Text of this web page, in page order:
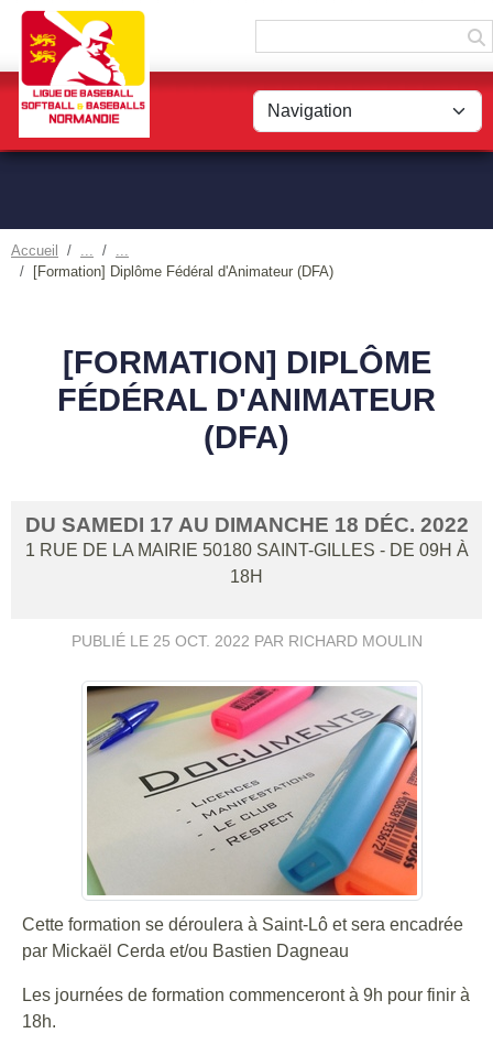
Accueil
[Formation] Diplôme Fédéral d'Animateur (DFA)
[FORMATION] DIPLÔME
FÉDÉRAL D'ANIMATEUR
(DFA)
DU SAMEDI 17 AU DIMANCHE 18 DÉC. 2022
1 RUE DE LA MAIRIE 50180 SAINT-GILLES - DE 09H À
18H
PUBLIÉ LE 25 OCT. 2022 PAR RICHARD MOULIN
Cette formation se déroulera à Saint-Lô et sera encadrée
par Mickaël Cerda et/ou Bastien Dagneau
Les journées de formation commenceront à 9h pour finir à
18h.
Panneau de gestion des cookies